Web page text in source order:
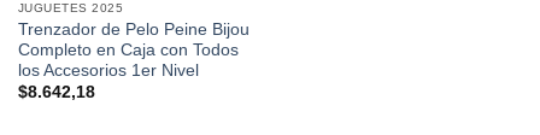
JUGUETES 2025
Trenzador de Pelo Peine Bijou
Completo en Caja con Todos
los Accesorios 1er Nivel
$8.642,18